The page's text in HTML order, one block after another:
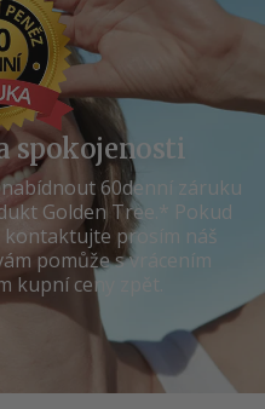
spokojenosti
60denní záruku
Golden Tree.* Pokud
kontaktujte prosím náš
pomůže s vrácením
ceny zpět.